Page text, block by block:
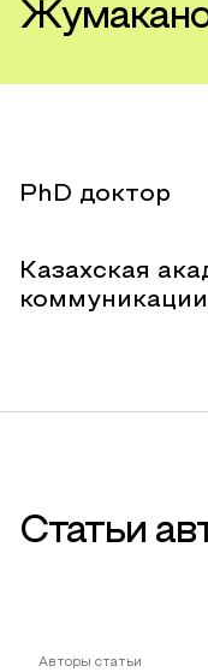
PhD доктор
Казахская
Статьи
Авторы статьи